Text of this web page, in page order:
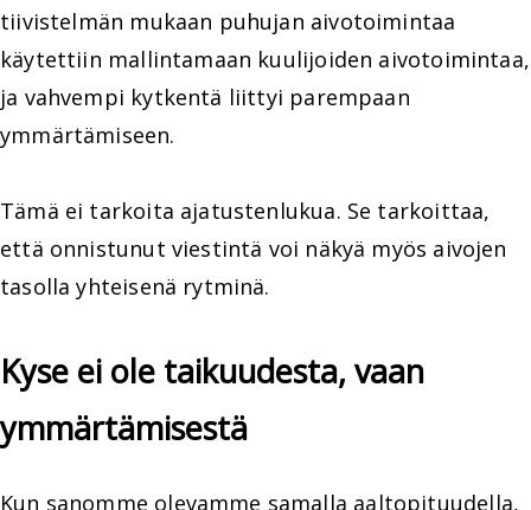
tiivistelmän mukaan puhujan aivotoimintaa
käytettiin mallintamaan kuulijoiden aivotoimintaa,
ja vahvempi kytkentä liittyi parempaan
ymmärtämiseen.
Tämä ei tarkoita ajatustenlukua. Se tarkoittaa,
että onnistunut viestintä voi näkyä myös aivojen
tasolla yhteisenä rytminä.
Kyse ei ole taikuudesta, vaan
ymmärtämisestä
Kun sanomme olevamme samalla aaltopituudella,